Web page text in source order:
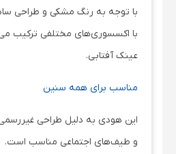
با توجه به رنگ مشکی و طراحی
با اکسسوری‌های مختلفی ترکیب
عینک آفتابی.
مناسب برای همه سنین
این هودی به دلیل طراحی
و طیف‌های اجتماعی مناسب است.